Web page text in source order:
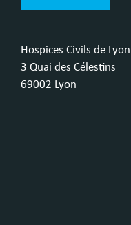
Hospices Civils de Lyon
3 Quai des Célestins
69002 Lyon